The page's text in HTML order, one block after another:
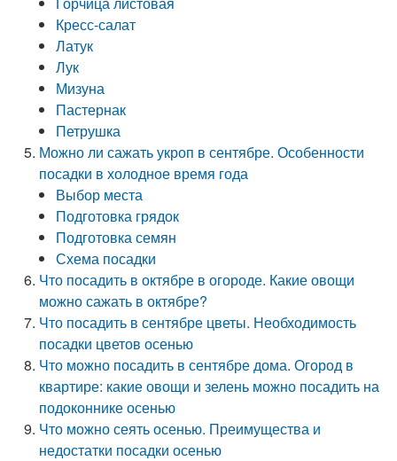
Кресс-салат
Латук
Лук
Мизуна
Пастернак
Петрушка
Можно ли сажать укроп в сентябре. Особенности
посадки в холодное время года
Выбор места
Подготовка грядок
Подготовка семян
Схема посадки
Что посадить в октябре в огороде. Какие овощи
можно сажать в октябре?
Что посадить в сентябре цветы. Необходимость
посадки цветов осенью
Что можно посадить в сентябре дома. Огород в
квартире: какие овощи и зелень можно посадить на
подоконнике осенью
Что можно сеять осенью. Преимущества и
недостатки посадки осенью